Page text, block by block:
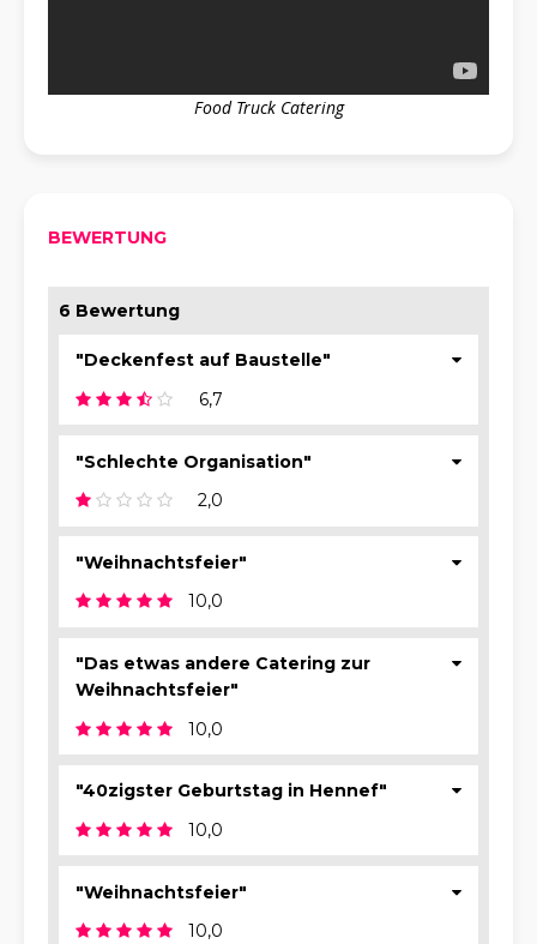
Food Truck Catering
BEWERTUNG
6 Bewertung
"Deckenfest auf Baustelle"
6,7
"Schlechte Organisation"
2,0
"Weihnachtsfeier"
10,0
"Das etwas andere Catering zur
Weihnachtsfeier"
10,0
"40zigster Geburtstag in Hennef"
10,0
"Weihnachtsfeier"
10,0